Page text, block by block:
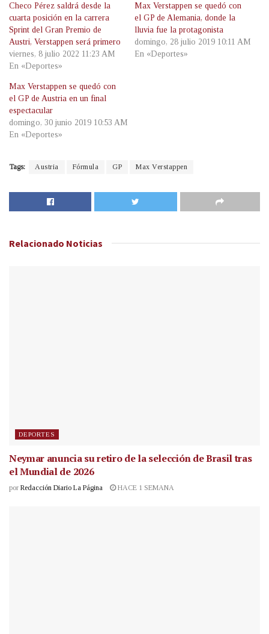
Checo Pérez saldrá desde la
cuarta posición en la carrera
Sprint del Gran Premio de
Austri, Verstappen será primero
viernes, 8 julio 2022 11:23 AM
En «Deportes»
Max Verstappen se quedó con
el GP de Alemania, donde la
lluvia fue la protagonista
domingo, 28 julio 2019 10:11 AM
En «Deportes»
Max Verstappen se quedó con
el GP de Austria en un final
espectacular
domingo, 30 junio 2019 10:53 AM
En «Deportes»
Tags: Austria Fórmula GP Max Verstappen
Relacionado Noticias
DEPORTES
Neymar anuncia su retiro de la selección de Brasil tras
el Mundial de 2026
por Redacción Diario La Página HACE 1 SEMANA